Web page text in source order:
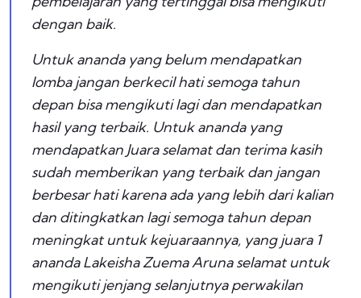
dengan baik.
Untuk ananda yang belum mendapatkan
lomba jangan berkecil hati semoga tahun
depan bisa mengikuti lagi dan mendapatkan
hasil yang terbaik. Untuk ananda yang
mendapatkan Juara selamat dan terima kasih
sudah memberikan yang terbaik dan jangan
berbesar hati karena ada yang lebih dari kalian
dan ditingkatkan lagi semoga tahun depan
meningkat untuk kejuaraannya, yang juara 1
ananda Lakeisha Zuema Aruna selamat untuk
mengikuti jenjang selanjutnya perwakilan